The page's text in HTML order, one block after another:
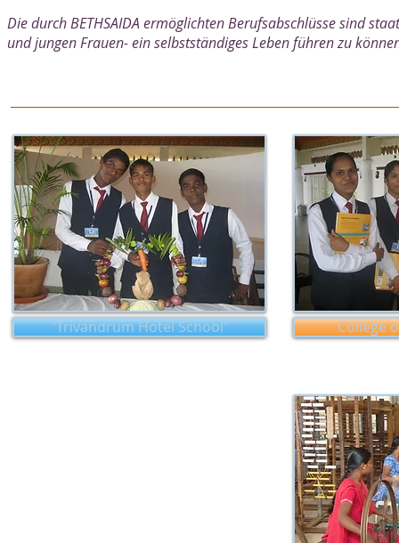
Die durch BETHSAIDA ermöglichten Berufsabschlüsse sind
und jungen Frauen- ein selbstständiges Leben führen zu
"Trivandrum Hotel School" College